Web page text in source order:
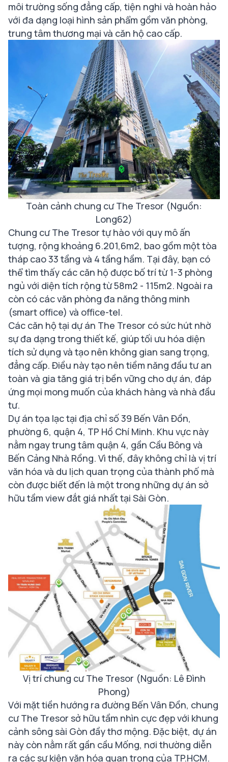
môi trường sống đẳng cấp, tiện nghi và hoàn hảo
với đa dạng loại hình sản phẩm gồm văn phòng,
trung tâm thương mại và căn hộ cao cấp.
Toàn cảnh chung cư The Tresor (Nguồn:
Long62)
Chung cư The Tresor tự hào với quy mô ấn
tượng, rộng khoảng 6.201,6m2, bao gồm một tòa
tháp cao 33 tầng và 4 tầng hầm. Tại đây, bạn có
thể tìm thấy các căn hộ được bố trí từ 1-3 phòng
ngủ với diện tích rộng từ 58m2 - 115m2. Ngoài ra
còn có các văn phòng đa năng thông minh
(smart office) và office-tel.
Các căn hộ tại dự án The Tresor có sức hút nhờ
sự đa dạng trong thiết kế, giúp tối ưu hóa diện
tích sử dụng và tạo nên không gian sang trọng,
đẳng cấp. Điều này tạo nên tiềm năng đầu tư an
toàn và gia tăng giá trị bền vững cho dự án, đáp
ứng mọi mong muốn của khách hàng và nhà đầu
tư.
Dự án tọa lạc tại địa chỉ số 39 Bến Vân Đồn,
phường 6, quận 4, TP Hồ Chí Minh. Khu vực này
nằm ngay trung tâm quận 4, gần Cầu Bông và
Bến Cảng Nhà Rồng. Vì thế, đây không chỉ là vị trí
văn hóa và du lịch quan trọng của thành phố mà
còn được biết đến là một trong những dự án sở
hữu tầm view đắt giá nhất tại Sài Gòn.
Vị trí chung cư The Tresor (Nguồn: Lê Đình
Phong)
Với mặt tiền hướng ra đường Bến Vân Đồn, chung
cư The Tresor sở hữu tầm nhìn cực đẹp với khung
cảnh sông sài Gòn đầy thơ mộng. Đặc biệt, dự án
này còn nằm rất gần cầu Mống, nơi thường diễn
ra các sự kiện văn hóa quan trọng của TP.HCM.